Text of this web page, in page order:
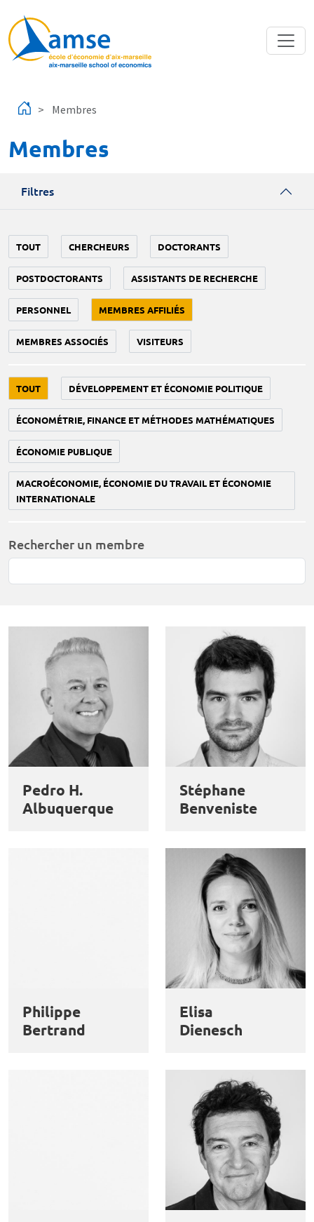
Membres
Membres
Filtres
TOUT CHERCHEURS DOCTORANTS
POSTDOCTORANTS ASSISTANTS DE RECHERCHE
PERSONNEL MEMBRES AFFILIÉS
MEMBRES ASSOCIÉS VISITEURS
TOUT DÉVELOPPEMENT ET ÉCONOMIE POLITIQUE
ÉCONOMÉTRIE, FINANCE ET MÉTHODES MATHÉMATIQUES
ÉCONOMIE PUBLIQUE
MACROÉCONOMIE, ÉCONOMIE DU TRAVAIL ET ÉCONOMIE
INTERNATIONALE
Rechercher un membre
Pedro H.
Albuquerque
Stéphane
Benveniste
Philippe
Bertrand
Elisa
Dienesch